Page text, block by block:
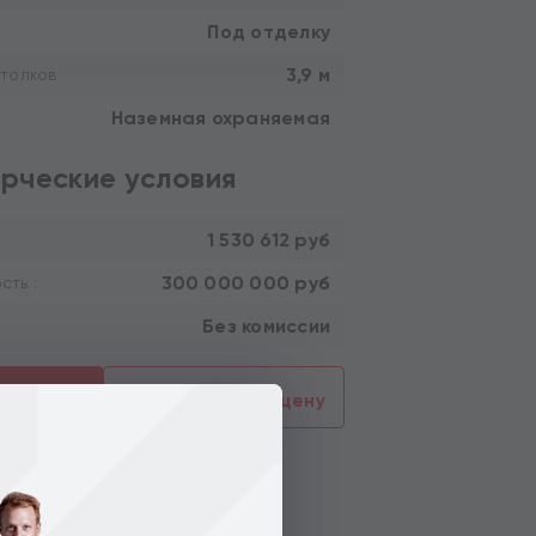
Под отделку
3,9 м
Наземная охраняемая
условия
1 530 612 руб
: 300 000 000 руб
Без комиссии
Предложить цену